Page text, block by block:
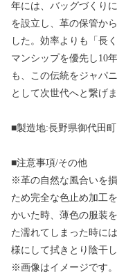
年には、バッグづくり
を設立し、革の保管か
した。効率よりも「長
マンシップを優先し10
も、この伝統をジャパ
として次世代へと繋げま
■製造地:長野県御代田町
■注意事項/その他
※革の自然な風合いを
ため完全な色止め加工
かいた時、薄色の服装
た濡れてしまった時に
様にして拭きとり陰干
※画像はイメージです